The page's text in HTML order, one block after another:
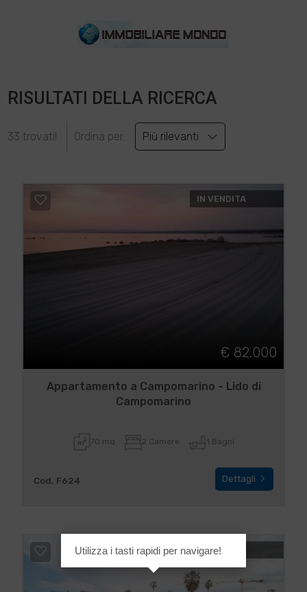
RISULTATI DELLA RICERCA
33 trovati! Ordina per: Più rilevanti
IN VENDITA
€ 82.000
Appartamento a Campomarino - Lido di
Campomarino
70 mq 2 Camere 1 Bagni
Cod. F624 Dettagli
IN VENDITA
Utilizza i tasti rapidi per navigare!